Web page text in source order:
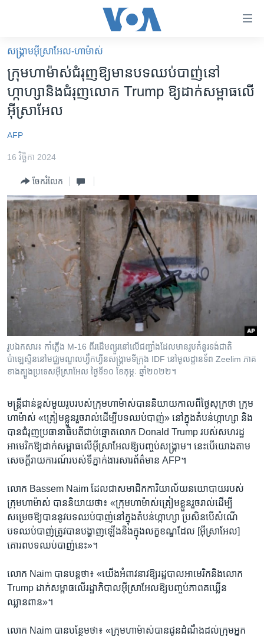
គេហទំព័រ​
ទាក់ទង
រំលង​
និង​
ចូល​
ទំព័រ​
ព័ត៌មាន​​
រំលង​
និង​
ចូល​
ទំព័រ​
រចនា
រំលង​
ចូល​
ទៅ​
កាន់​
ទំព័រ​
កម្ពុជា
អន្តរជាតិ
អាមេរិក
ព្រឹត្តិការណ៍ព័ត៌មាន
ទូរទស្សន៍ / វីដេអូ​
វិទ្យុ / ផតខាសថ៍
កម្មវិធីទាំងអស់
Khmer English
បណ្តាញ​សង្គម
ភាសា
សង្គ្រាម​អ៊ីស្រាអែល-ហាម៉ាស់
ក្រុម​ហាម៉ាស់​ជំរុញ​ឱ្យ​មាន​បទឈប់បាញ់​នៅ​
ហ្កាហ្សា​និង​ជំរុញ​លោក Trump ឱ្យ​ដាក់​សម្ពាធ​លើ​
អ៊ីស្រាអែល
AFP
16 វិច្ឆិកា 2024
ចែករំលែក
រូបឯកសារ៖ កាំភ្លើង M-16 ពីរ​ដើម​ព្យួរ​នៅ​លើ​ជញ្ជាំង​ដែល​មាន​រូប​គំនូរ​ទង់ជាតិ​
ប៉ាឡេស្ទីន​នៅ​មជ្ឈមណ្ឌល​ហ្វឹកហ្វឺន​សង្គ្រាម​ទីក្រុង IDF នៅ​មូលដ្ឋាន​ទ័ព Zeelim ភាគ​
ខាង​ត្បូង​ប្រទេស​អ៊ីស្រាអែល ថ្ងៃទី១០ ខែ​កុម្ភៈ ឆ្នាំ២០២២។
មន្ត្រី​ជាន់ខ្ពស់​មួយ​រូប​របស់​ក្រុម​ហាម៉ាស់​បាន​និយាយ​កាលពី​ថ្ងៃ​សុក្រ​ថា ក្រុម​
ហាម៉ាស់ «ត្រៀម​ខ្លួន​រួចរាល់​ដើម្បី​បទឈប់បាញ់» នៅក្នុង​តំបន់​ហ្កាហ្សា និង​
បាន​ជំរុញ​ប្រធានាធិបតី​ជាប់ឆ្នោត​លោក Donald Trump របស់​សហរដ្ឋ​
អាមេរិក​ឱ្យ​ដាក់​សម្ពាធ​លើ​អ៊ីស្រាអែល​ឱ្យ​បញ្ចប់​សង្គ្រាម។ នេះ​បើ​យោង​តាម​
សេចក្ដី​រាយការណ៍​របស់​ទីភ្នាក់ងារ​សារព័ត៌មាន AFP។
លោក Bassem Naim ដែល​ជា​សមាជិក​ការិយាល័យ​នយោបាយ​របស់​
ក្រុម​ហាម៉ាស់ បាន​និយាយ​ថា៖ «ក្រុម​ហាម៉ាស់​ត្រៀម​ខ្លួន​រួចរាល់​ដើម្បី​
សម្រេច​ឱ្យ​បាន​នូវ​បទឈប់បាញ់​នៅក្នុង​តំបន់​ហ្កាហ្សា ប្រសិនបើ​សំណើ​
បទឈប់បាញ់​ត្រូវបាន​បង្ហាញ​ឡើង​និង​ក្នុង​លក្ខខណ្ឌ​ដែល [អ៊ីស្រាអែល]
គោរព​បទឈប់បាញ់​នេះ»។
លោក Naim បាន​បន្ត​ថា៖ «យើង​អំពាវនាវ​ឱ្យ​រដ្ឋបាល​អាមេរិក​និង​លោក
Trump ដាក់​សម្ពាធ​លើ​រដ្ឋាភិបាល​អ៊ីស្រាអែល​ឱ្យ​បញ្ចប់​ភាព​គឃ្លើន​
ឈ្លានពាន»។
លោក Naim បាន​បន្ថែម​ថា៖ «ក្រុម​ហាម៉ាស់​បាន​ជូន​ដំណឹង​ដល់​ក្រុម​អ្នក​